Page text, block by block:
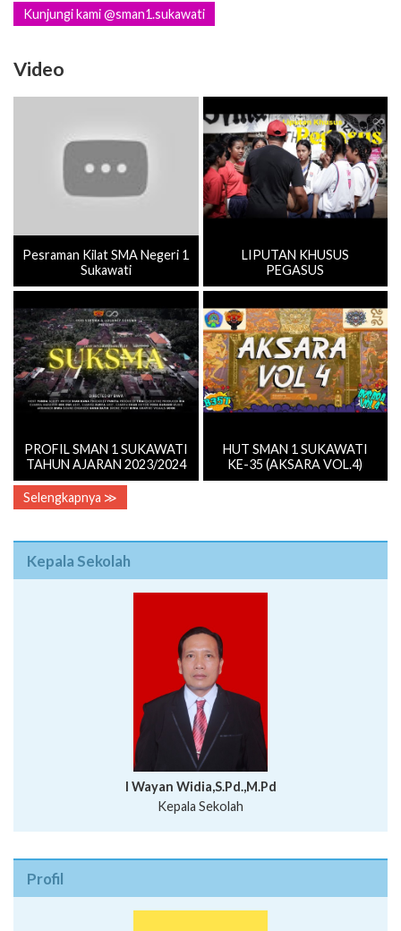
Kunjungi kami @sman1.sukawati
Video
Pesraman Kilat SMA Negeri 1
Sukawati
LIPUTAN KHUSUS
PEGASUS
PROFIL SMAN 1 SUKAWATI
TAHUN AJARAN 2023/2024
HUT SMAN 1 SUKAWATI
KE-35 (AKSARA VOL.4)
Selengkapnya ≫
Kepala Sekolah
I Wayan Widia,S.Pd.,M.Pd
Kepala Sekolah
Profil